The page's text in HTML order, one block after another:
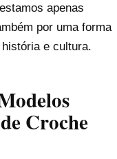
apenas
por uma forma
e cultura.
Croche